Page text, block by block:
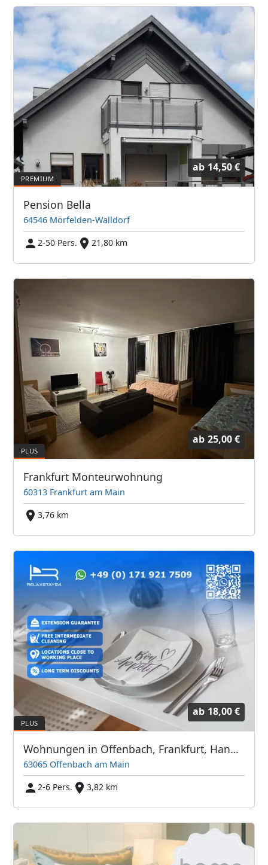
ab 14,50 €
Pension Bella
64546 Mörfelden-Walldorf
2-50 Pers.
21,80 km
ab 25,00 €
Frankfurt Monteurwohnung
60313 Frankfurt am Main
3,76 km
ab 18,00 €
Wohnungen in Offenbach, Frankfurt, Hanau und Umgebung
63065 Offenbach am Main
2-6 Pers.
3,82 km